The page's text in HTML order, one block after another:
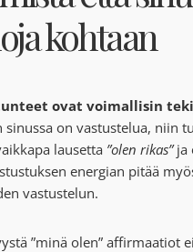
kohtaan
ovat voimallisin
sinussa on vastustelua, niin
lausetta ”olen rikas”ja
energian pitää
vastustelun.
”minä olen” affirmaatiot